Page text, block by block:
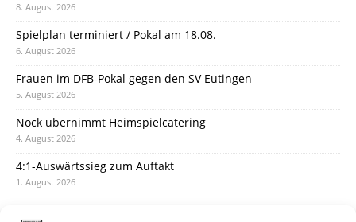
8. August 2026
Spielplan terminiert / Pokal am 18.08.
6. August 2026
Frauen im DFB-Pokal gegen den SV Eutingen
5. August 2026
Nock übernimmt Heimspielcatering
4. August 2026
4:1-Auswärtssieg zum Auftakt
1. August 2026